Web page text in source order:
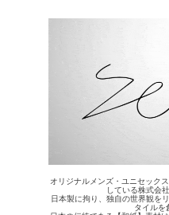
オリジナルメンズ・ユニセック
している株式会
日本製に拘り、独自の世界観を
タイルを